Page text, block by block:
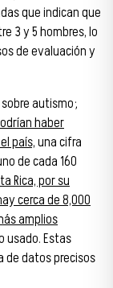
que indican que
3 y 5 hombres, lo
de evaluación y
autismo;
haber
país,una cifra
de cada 160
Rica, por su
cerca de 8,000
amplios
usado. Estas
de datos precisos